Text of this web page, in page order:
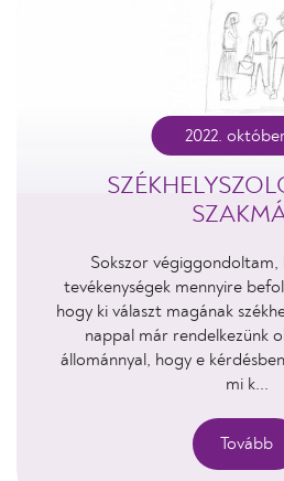
Sokszor végiggondoltam,
tevékenységek mennyire
hogy ki választ magának
nappal már rendelkezünk
állománnyal, hogy e
mi k...
Tovább
2022. október